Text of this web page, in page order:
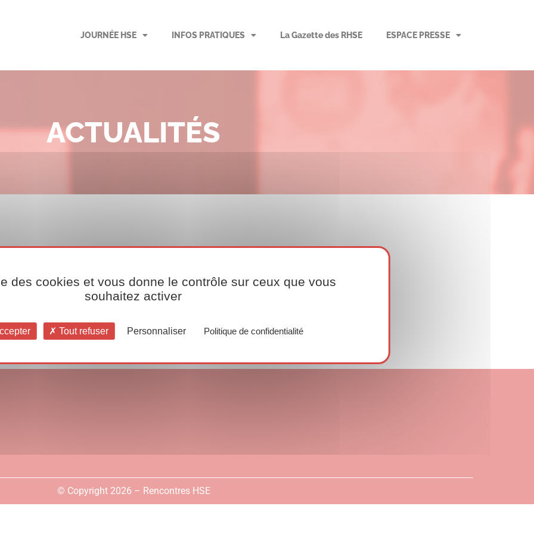
JOURNÉE HSE INFOS PRATIQUES La Gazette des RHSE ESPACE PRESSE
ACTUALITÉS
© Copyright 2026 – Rencontres HSE
des cookies et vous donne le contrôle sur ceux que vous
souhaitez activer
Tout refuser Personnaliser Politique de confidentialité